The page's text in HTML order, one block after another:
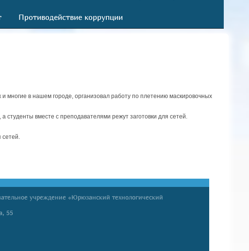
Противодействие коррупции
многие в нашем городе, организовал работу по плетению маскировочных
вместе с преподавателями режут заготовки для сетей.
учреждение «Юрюзанский технологический
55